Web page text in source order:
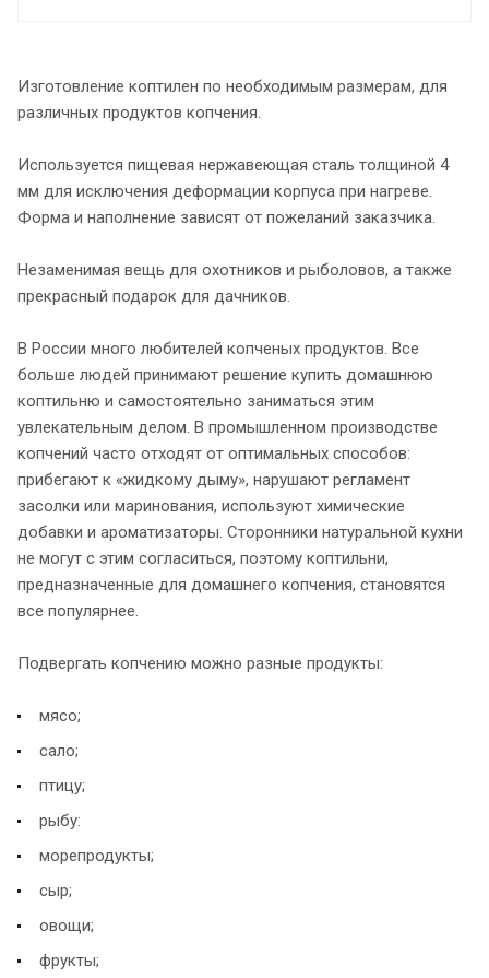
Изготовление коптилен по необходимым размерам, для
различных продуктов копчения.
Используется пищевая нержавеющая сталь толщиной 4
мм для исключения деформации корпуса при нагреве.
Форма и наполнение зависят от пожеланий заказчика.
Незаменимая вещь для охотников и рыболовов, а также
прекрасный подарок для дачников.
В России много любителей копченых продуктов. Все
больше людей принимают решение купить домашнюю
коптильню и самостоятельно заниматься этим
увлекательным делом. В промышленном производстве
копчений часто отходят от оптимальных способов:
прибегают к «жидкому дыму», нарушают регламент
засолки или маринования, используют химические
добавки и ароматизаторы. Сторонники натуральной кухни
не могут с этим согласиться, поэтому коптильни,
предназначенные для домашнего копчения, становятся
все популярнее.
Подвергать копчению можно разные продукты:
мясо;
сало;
птицу;
рыбу:
морепродукты;
сыр;
овощи;
фрукты;